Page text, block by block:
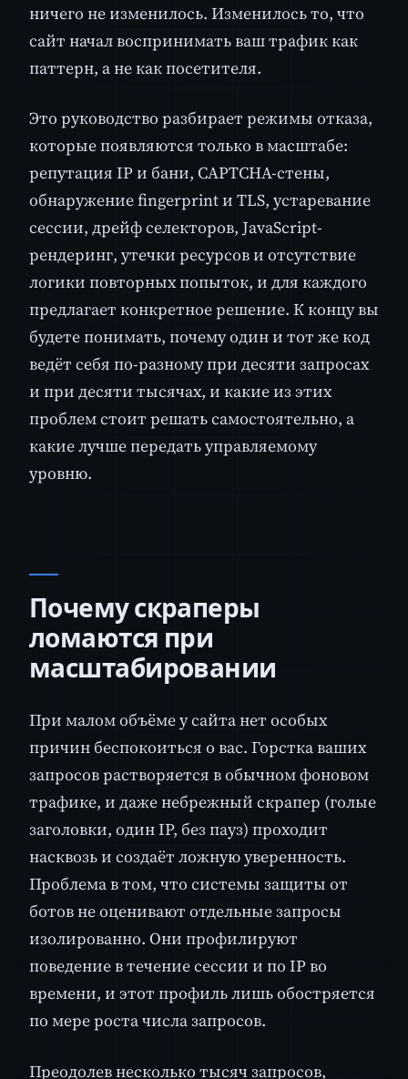
ничего не изменилось. Изменилось то, что
сайт начал воспринимать ваш трафик как
паттерн, а не как посетителя.
Это руководство разбирает режимы отказа,
которые появляются только в масштабе:
репутация IP и бани, CAPTCHA-стены,
обнаружение fingerprint и TLS, устаревание
сессии, дрейф селекторов, JavaScript-
рендеринг, утечки ресурсов и отсутствие
логики повторных попыток, и для каждого
предлагает конкретное решение. К концу вы
будете понимать, почему один и тот же код
ведёт себя по-разному при десяти запросах
и при десяти тысячах, и какие из этих
проблем стоит решать самостоятельно, а
какие лучше передать управляемому
уровню.
Почему скраперы
ломаются при
масштабировании
При малом объёме у сайта нет особых
причин беспокоиться о вас. Горстка ваших
запросов растворяется в обычном фоновом
трафике, и даже небрежный скрапер (голые
заголовки, один IP, без пауз) проходит
насквозь и создаёт ложную уверенность.
Проблема в том, что системы защиты от
ботов не оценивают отдельные запросы
изолированно. Они профилируют
поведение в течение сессии и по IP во
времени, и этот профиль лишь обостряется
по мере роста числа запросов.
Преодолев несколько тысяч запросов,